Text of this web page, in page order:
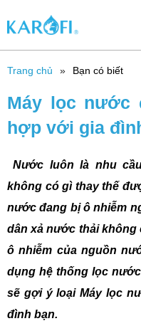
Trang chủ Bạn có biết
Máy lọc nước
hợp với gia
Nước luôn là nhu
không có gì thay thế
nước đang bị ô nhiễm
dân xả nước thải
ô nhiễm của nguồn
dụng hệ thống lọc
sẽ gợi ý loạiMáy lọc
đình bạn.